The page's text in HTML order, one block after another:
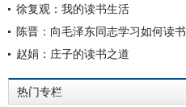
徐复观：我的读书生活
陈晋：向毛泽东同志学习如何读书
赵娟：庄子的读书之道
热门专栏